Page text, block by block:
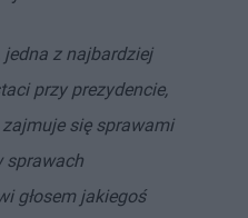
jedna z najbardziej
przy prezydencie,
się sprawami
sprawach
głosem jakiegoś